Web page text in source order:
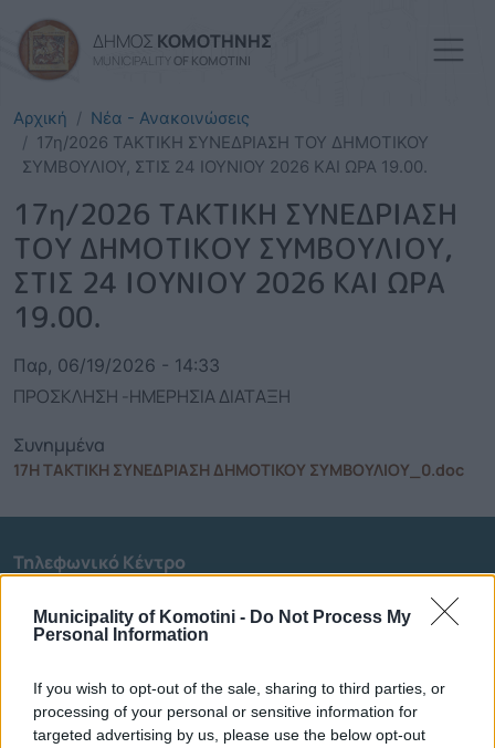
Municipality of Komotini - Do Not Process My
Personal Information
If you wish to opt-out of the sale, sharing to third parties, or
processing of your personal or sensitive information for
targeted advertising by us, please use the below opt-out
ΔΗΜΟΣ ΚΟΜΟΤΗΝΗΣ
MUNICIPALITY OF KOMOTINI
Αρχική
Νέα - Ανακοινώσεις
17η/2026 ΤΑΚΤΙΚΗ ΣΥΝΕΔΡΙΑΣΗ ΤΟΥ ΔΗΜΟΤΙΚΟΥ
ΣΥΜΒΟΥΛΙΟΥ, ΣΤΙΣ 24 ΙΟΥΝΙΟΥ 2026 ΚΑΙ ΩΡΑ 19.00.
17η/2026 ΤΑΚΤΙΚΗ ΣΥΝΕΔΡΙΑΣΗ
ΤΟΥ ΔΗΜΟΤΙΚΟΥ ΣΥΜΒΟΥΛΙΟΥ,
ΣΤΙΣ 24 ΙΟΥΝΙΟΥ 2026 ΚΑΙ ΩΡΑ
19.00.
Παρ, 06/19/2026 - 14:33
ΠΡΟΣΚΛΗΣΗ -ΗΜΕΡΗΣΙΑ ΔΙΑΤΑΞΗ
Συνημμένα
17Η ΤΑΚΤΙΚΗ ΣΥΝΕΔΡΙΑΣΗ ΔΗΜΟΤΙΚΟΥ ΣΥΜΒΟΥΛΙΟΥ_0.doc
Τηλεφωνικό Κέντρο
Τηλεφωνικό Κέντρο
25313-52400
FAX Δήμου
Κ.Ε.Π.
25310-83300
Κ.Α.Π.Η.
25310-22797